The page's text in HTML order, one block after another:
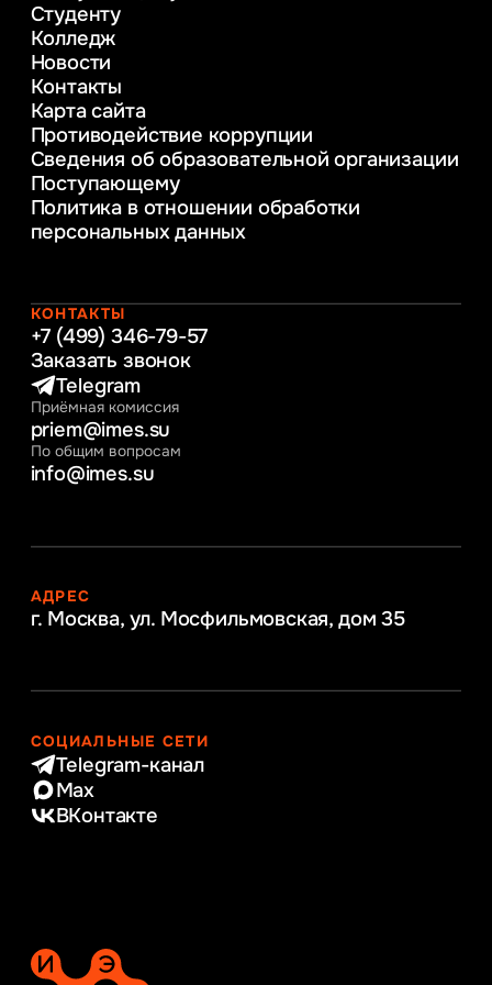
консультирование и медиация
в образовании
Веб-дизайн
Управление инновационным развитием
предприятия
Уголовное право
Информационные технологии в бизнесе
Информационное и программное
обеспечение бизнес процессов
Управление человеческими ресурсами
Интернет-маркетинг
Студенту
Колледж
Новости
Контакты
Карта сайта
Противодействие коррупции
Сведения об образовательной организации
Поступающему
Политика в отношении обработки
персональных данных
КОНТАКТЫ
+7 (499) 346-79-57
Заказать звонок
Telegram
Приёмная комиссия
priem@imes.su
По общим вопросам
info@imes.su
АДРЕС
г. Москва, ул. Мосфильмовская, дом 35
СОЦИАЛЬНЫЕ СЕТИ
Telegram-канал
Max
ВКонтакте